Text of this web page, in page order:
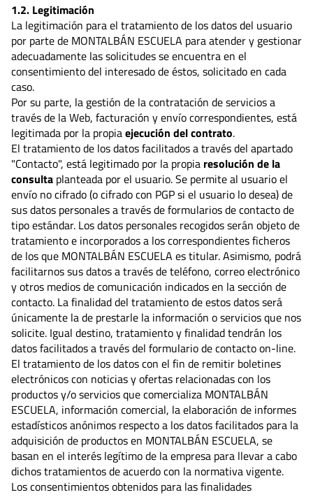
1.2. Legitimación
La legitimación para el tratamiento de los datos del usuario
por parte de MONTALBÁN ESCUELA para atender y gestionar
adecuadamente las solicitudes se encuentra en el
consentimiento del interesado de éstos, solicitado en cada
caso.
Por su parte, la gestión de la contratación de servicios a
través de la Web, facturación y envío correspondientes, está
legitimada por la propiaejecución del contrato.
El tratamiento de los datos facilitados a través del apartado
"Contacto", está legitimado por la propia resolución de la
consulta planteada por el usuario. Se permite al usuario el
envío no cifrado (o cifrado con PGP si el usuario lo desea) de
sus datos personales a través de formularios de contacto de
tipo estándar. Los datos personales recogidos serán objeto de
tratamiento e incorporados a los correspondientes ficheros
de los que MONTALBÁN ESCUELA es titular. Asimismo, podrá
facilitarnos sus datos a través de teléfono, correo electrónico
y otros medios de comunicación indicados en la sección de
contacto. La finalidad del tratamiento de estos datos será
únicamente la de prestarle la información o servicios que nos
solicite. Igual destino, tratamiento y finalidad tendrán los
datos facilitados a través del formulario de contacto on-line.
El tratamiento de los datos con el fin de remitir boletines
electrónicos con noticias y ofertas relacionadas con los
productos y/o servicios que comercializa MONTALBÁN
ESCUELA, información comercial, la elaboración de informes
estadísticos anónimos respecto a los datos facilitados para la
adquisición de productos en MONTALBÁN ESCUELA, se
basan en el interés legítimo de la empresa para llevar a cabo
dichos tratamientos de acuerdo con la normativa vigente.
Los consentimientos obtenidos para las finalidades